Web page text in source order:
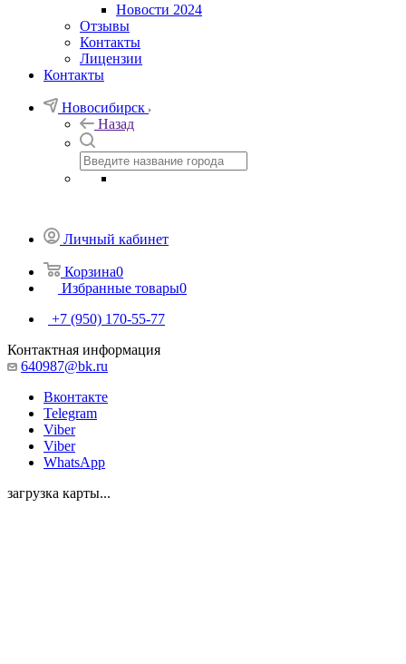
Новости 2024
Отзывы
Контакты
Лицензии
Контакты
Новосибирск
Назад
Личный кабинет
Корзина0
Избранные товары0
+7 (950) 170-55-77
Контактная информация
640987@bk.ru
Вконтакте
Telegram
Viber
Viber
WhatsApp
загрузка карты...